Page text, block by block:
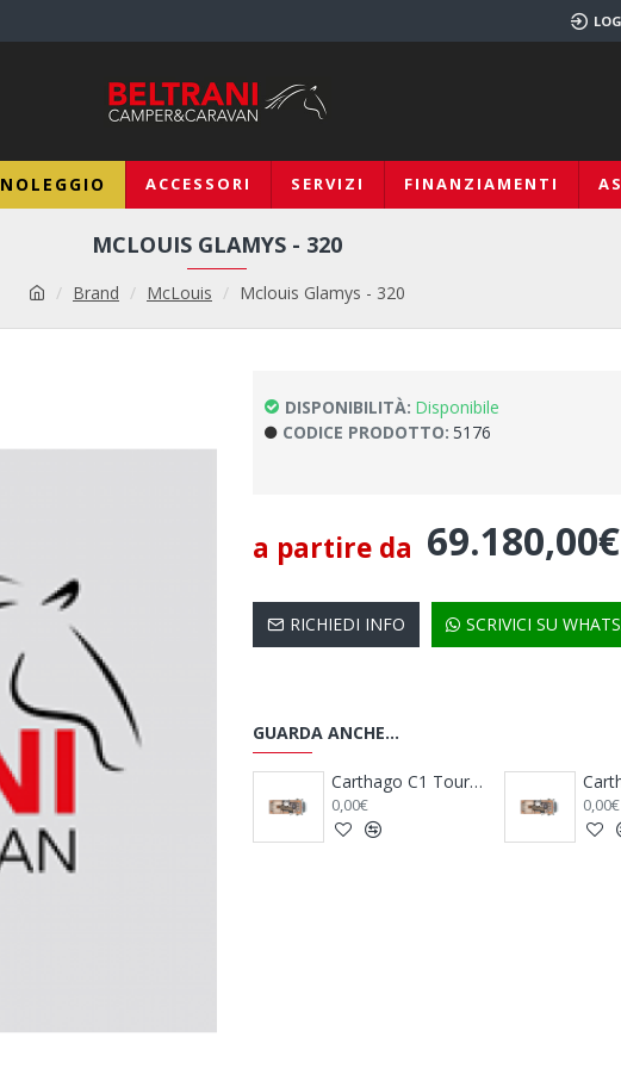
NOLEGGIO ACCESSORI SERVIZI FINANZIAMENTI
Brand McLouis Mclouis Glamys - 320
MCLOUIS GLAMYS - 320
DISPONIBILITÀ: Disponibile
CODICE PRODOTTO: 5176
a partire da 69.180,00€
RICHIEDI INFO SCRIVICI SU
GUARDA ANCHE...
Carthago C1 Tourer T 143 KB-LE Comfort 4.2 t
0,00€ 0,00€